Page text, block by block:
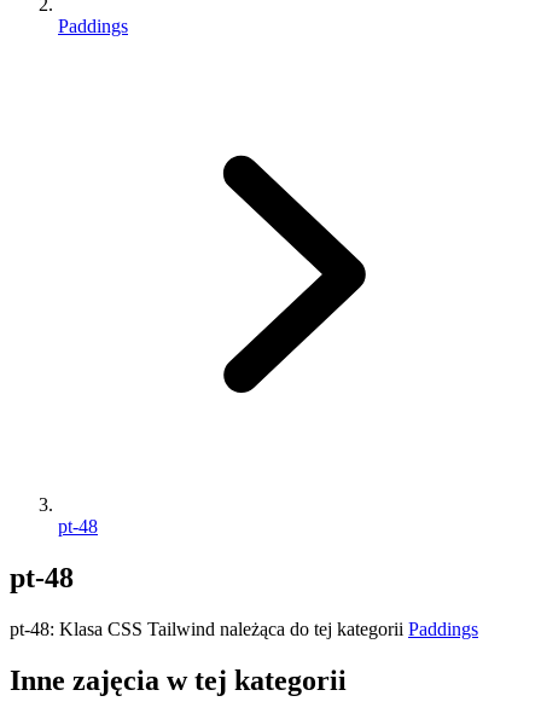
Paddings
pt-48
pt-48
pt-48: Klasa CSS Tailwind należąca do tej kategorii Paddings
Inne zajęcia w tej kategorii